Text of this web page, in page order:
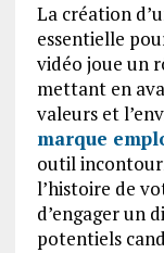
La création
essentielle
vidéo joue un
mettant en
valeurs et
marque
outil
l’histoire de
d’engager un
potentiels